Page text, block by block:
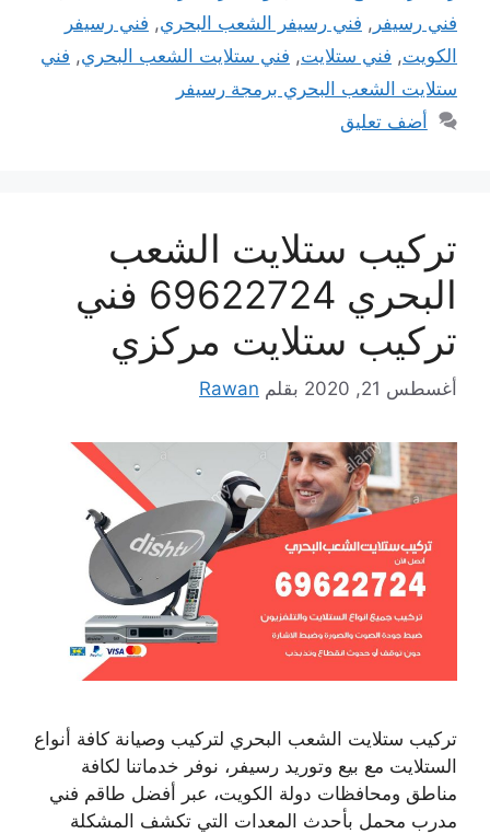
فني رسيفر , فني رسيفر الشعب البحري, فني رسيفر
الكويت, فني ستلايت, فني ستلايت الشعب البحري, فني
ستلايت الشعب البحري برمجة رسيفر
أضف تعليق
تركيب ستلايت الشعب
البحري 69622724 فني
تركيب ستلايت مركزي
أغسطس 21, 2020 بقلم Rawan
تركيب ستلايت الشعب البحري لتركيب وصيانة كافة أنواع
الستلايت مع بيع وتوريد رسيفر، نوفر خدماتنا لكافة
مناطق ومحافظات دولة الكويت، عبر أفضل طاقم فني
مدرب محمل بأحدث المعدات التي تكشف المشكلة